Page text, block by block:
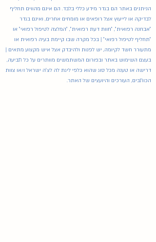
הניתנים באתר הם בגדר מידע כללי בלבד. הם אינם מהווים תחליף
לבדיקה או לייעוץ אצל רופאים או מומחים אחרים, ואינם בגדר
"אבחנה רפואית", "חוות דעת רפואית", "המלצה לטיפול רפואי" או
"תחליף לטיפול רפואי" | בכל מקרה שבו קיימת בעיה רפואית או
מתעורר חשד לקיומה, יש לפנות ולהיבדק אצל איש מקצוע מתאים |
בעצם השימוש באתר ובפורום המשתמשים מוותרים על כל תביעה,
דרישה או טענה מכל סוג שהוא כלפי ליגת לה לצ'ה ישראל ו/או צוות
הכותבים, העורכים והיועצים של האתר.